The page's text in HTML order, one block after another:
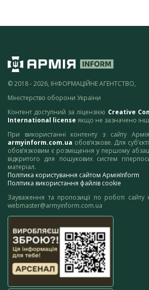
© 2018 - 2026, ІНФОРМАЦІЙНЕ АГЕНТСТВО,
Міністерство оборони України
Контент доступний за ліцензією Creative
International license якщо не зазначено
При використанні контенту з сайту
armyinform.com.ua обов’язкове. Для
обов’язковим є розміщення у першому
відкритого для пошукових систем
матеріал.
Політика користування сайтом АрміяInform
Політика використання файлів cookie
Зауваження та пропозиції по роботі сайту
webmaster@armyinform.com.ua